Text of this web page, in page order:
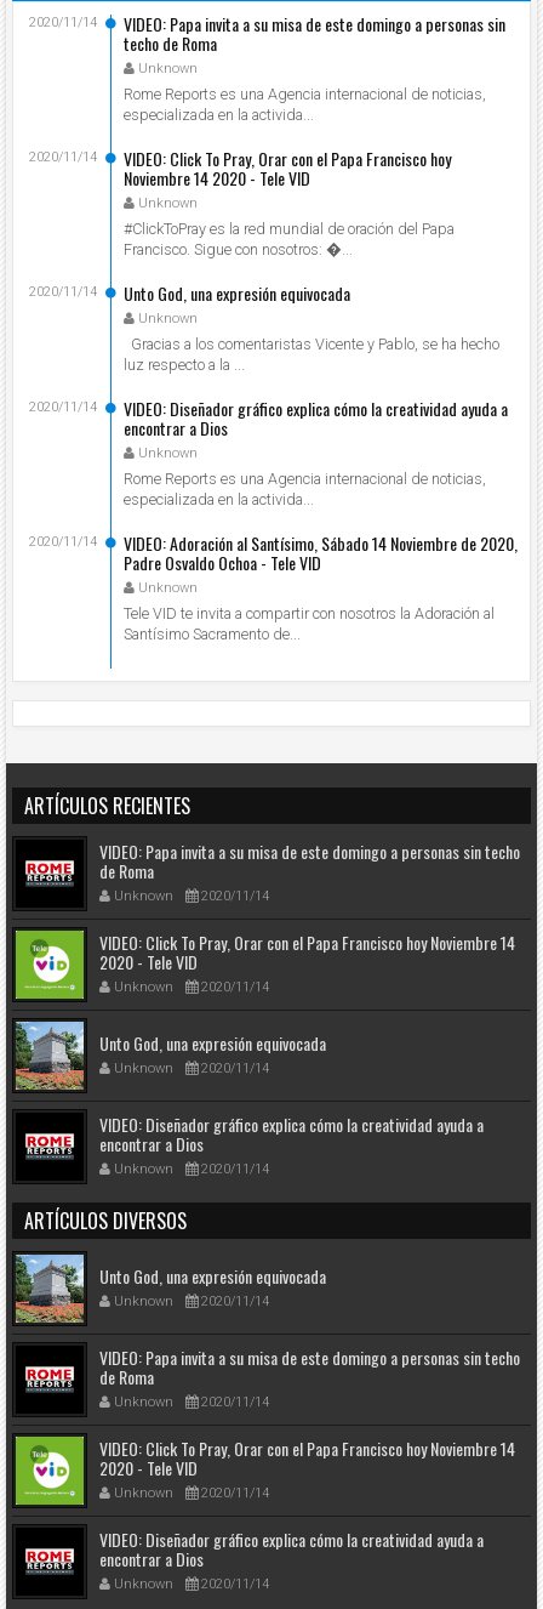
VIDEO: Papa invita a su misa de este domingo a personas sin
techo de Roma
Unknown
2020/11/14
Rome Reports es una Agencia internacional de noticias,
especializada en la activida...
VIDEO: Click To Pray, Orar con el Papa Francisco hoy
Noviembre 14 2020 - Tele VID
Unknown
2020/11/14
#ClickToPray es la red mundial de oración del Papa
Francisco. Sigue con nosotros: ...
Unto God, una expresión equivocada
Unknown
2020/11/14
Gracias a los comentaristas Vicente y Pablo, se ha hecho
luz respecto a la ...
VIDEO: Diseñador gráfico explica cómo la creatividad ayuda a
encontrar a Dios
Unknown
2020/11/14
Rome Reports es una Agencia internacional de noticias,
especializada en la activida...
VIDEO: Adoración al Santísimo, Sábado 14 Noviembre de 2020,
Padre Osvaldo Ochoa - Tele VID
Unknown
2020/11/14
Tele VID te invita a compartir con nosotros la Adoración al
Santísimo Sacramento de...
ARTÍCULOS RECIENTES
VIDEO: Papa invita a su misa de este domingo a personas sin techo
de Roma
Unknown 2020/11/14
VIDEO: Click To Pray, Orar con el Papa Francisco hoy Noviembre 14
2020 - Tele VID
Unknown 2020/11/14
Unto God, una expresión equivocada
Unknown 2020/11/14
VIDEO: Diseñador gráfico explica cómo la creatividad ayuda a
encontrar a Dios
Unknown 2020/11/14
ARTÍCULOS DIVERSOS
Unto God, una expresión equivocada
Unknown 2020/11/14
VIDEO: Papa invita a su misa de este domingo a personas sin techo
de Roma
Unknown 2020/11/14
VIDEO: Click To Pray, Orar con el Papa Francisco hoy Noviembre 14
2020 - Tele VID
Unknown 2020/11/14
VIDEO: Diseñador gráfico explica cómo la creatividad ayuda a
encontrar a Dios
Unknown 2020/11/14